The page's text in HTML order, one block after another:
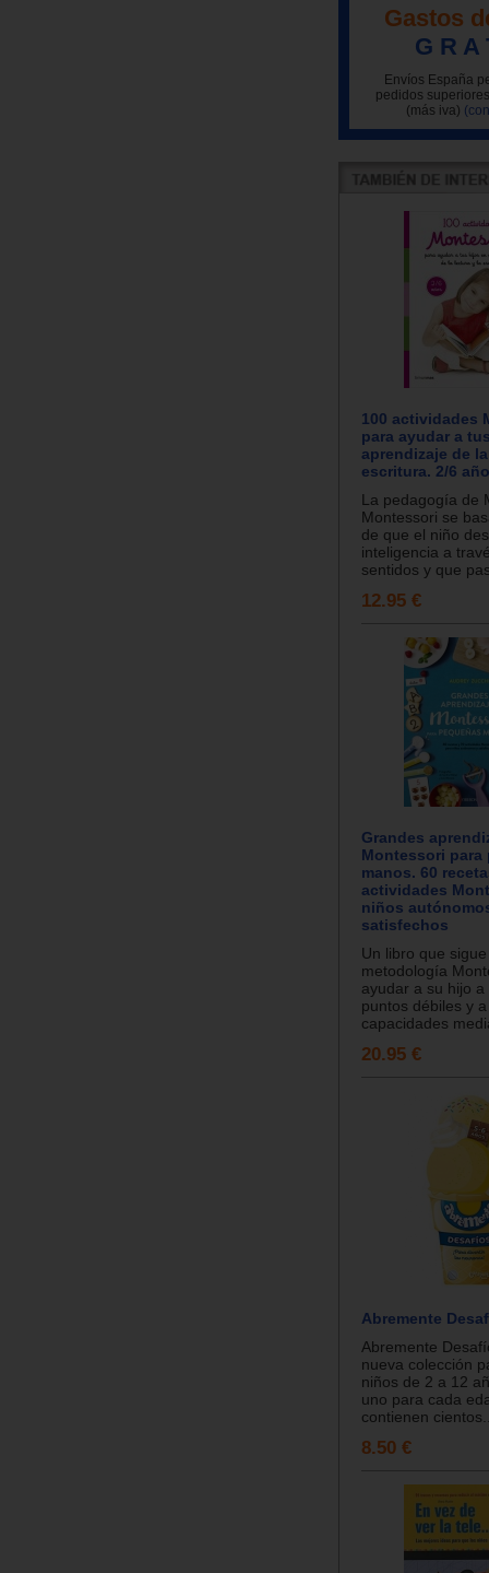
Gastos
G R A
Envíos España
pedidos
(más iva)
100 actividades
para ayudar a
aprendizaje de
escritura. 2/6
La pedagogía de
Montessori se
de que el niño
inteligencia a
sentidos y que
12.95 €
Grandes
Montessori para
manos. 60
actividades
niños
satisfechos
Un libro que
metodología
ayudar a su hijo
puntos débiles y
capacidades
20.95 €
Abremente
Abremente
nueva colección
niños de 2 a 12
uno para cada
contienen
8.50 €